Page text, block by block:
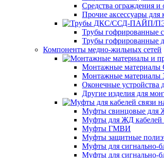
Средства ограждения и
Прочие аксессуары для
Трубы гофрированные
Трубы гофрированные
Компоненты медно-жильных сетей
Монтажные материалы
Монтажные материалы
Оконечные устройства
Другие изделия для
Муфты свинцовые для
Муфты для ЖД кабелей
Муфты ГМВИ
Муфты защитные
Муфты для сигнально-
Муфты для сигнально-